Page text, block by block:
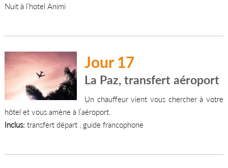
Nuit à l’hotel Animi
Jour 17
La Paz, transfert aéroport
Un chauffeur vient vous chercher à votre
hôtel et vous amène à l’aéroport.
Inclus: transfert départ , guide francophone